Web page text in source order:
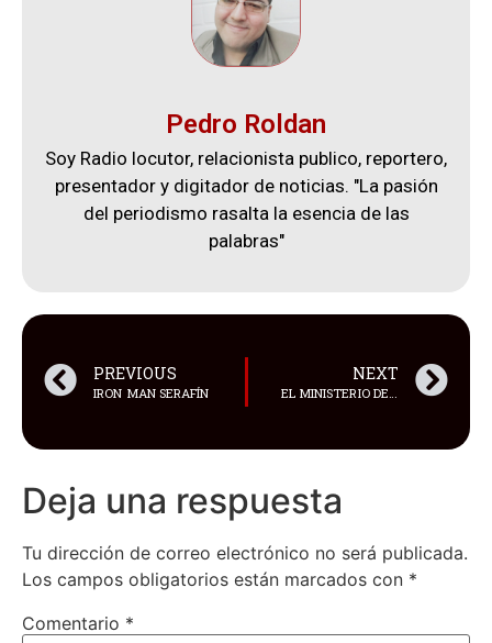
Pedro Roldan
Soy Radio locutor, relacionista publico, reportero,
presentador y digitador de noticias. "La pasión
del periodismo rasalta la esencia de las
palabras"
PREVIOUS
IRON MAN SERAFÍN
NEXT
EL MINISTERIO DE SALUD PÚBLICA (MSP), ACTIVÓ EL PLAN DE CONTINGENCIA EN LOS HOSPITALES DE LA RED PÚBLICA
Deja una respuesta
Tu dirección de correo electrónico no será publicada.
Los campos obligatorios están marcados con *
Comentario *